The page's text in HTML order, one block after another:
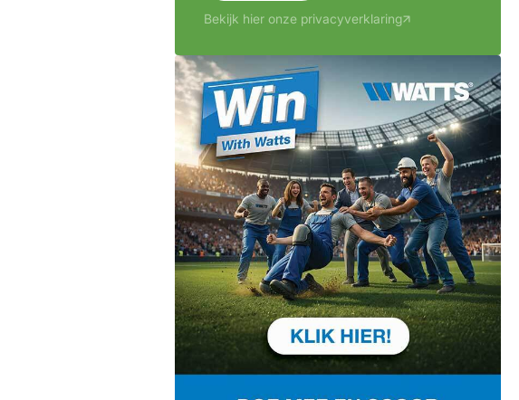
Bekijk hier onze privacyverklaring